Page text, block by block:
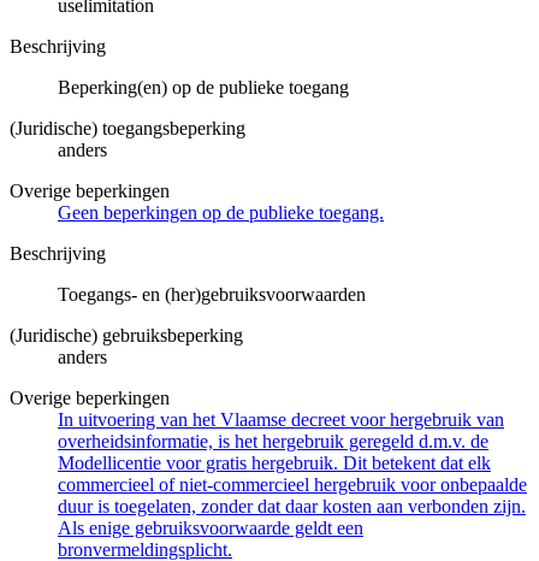
uselimitation
Beschrijving
Beperking(en) op de publieke toegang
(Juridische) toegangsbeperking
anders
Overige beperkingen
Geen beperkingen op de publieke toegang.
Beschrijving
Toegangs- en (her)gebruiksvoorwaarden
(Juridische) gebruiksbeperking
anders
Overige beperkingen
In uitvoering van het Vlaamse decreet voor hergebruik van
overheidsinformatie, is het hergebruik geregeld d.m.v. de
Modellicentie voor gratis hergebruik. Dit betekent dat elk
commercieel of niet-commercieel hergebruik voor onbepaalde
duur is toegelaten, zonder dat daar kosten aan verbonden zijn.
Als enige gebruiksvoorwaarde geldt een
bronvermeldingsplicht.